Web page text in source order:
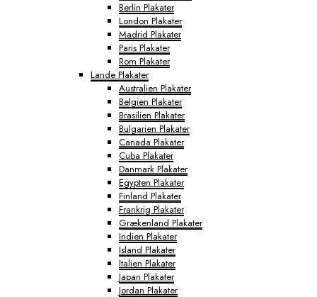
Berlin Plakater
London Plakater
Madrid Plakater
Paris Plakater
Rom Plakater
Lande Plakater
Australien Plakater
Belgien Plakater
Brasilien Plakater
Bulgarien Plakater
Canada Plakater
Cuba Plakater
Danmark Plakater
Egypten Plakater
Finland Plakater
Frankrig Plakater
Grækenland Plakater
Indien Plakater
Island Plakater
Italien Plakater
Japan Plakater
Jordan Plakater